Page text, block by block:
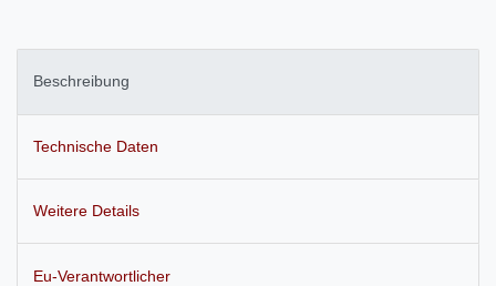
Beschreibung
Technische Daten
Weitere Details
Eu-Verantwortlicher